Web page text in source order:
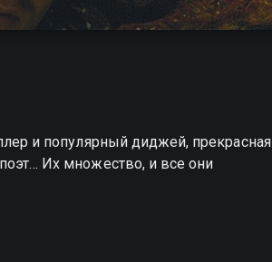
и популярный диджей, прекрасная
Их множество, и все они